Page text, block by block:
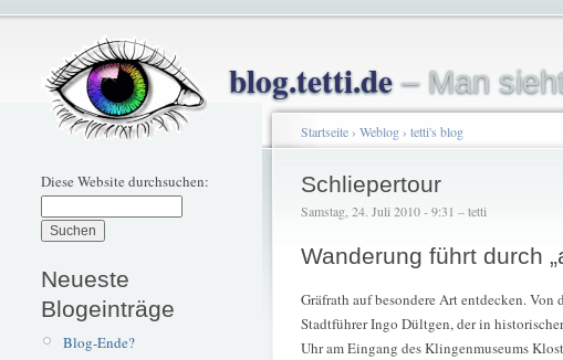
blog.tetti.de– Man
Diese Website durchsuchen:
Neueste
Blogeinträge
Blog-Ende?
Startseite› Weblog› tetti's blog
Schliepertour
Samstag, 24. Juli 2010 - 9:31 – tetti
Wanderung führt durch
Gräfrath auf besondere Art entdecken.
Stadtführer Ingo Dültgen, der in
Uhr am Eingang des Klingenmuseums